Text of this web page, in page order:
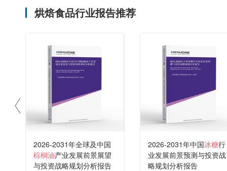
烘焙食品行业报告推荐
2026-2031年全球及中国
棕榈油产业发展前景展望
与投资战略规划分析报告
2026-2031年中国冰糖行
业发展前景预测与投资战
略规划分析报告